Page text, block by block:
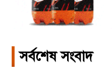
সর্বশেষ সংবাদ